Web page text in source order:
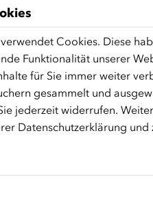
Cookies. Diese
Funktionalität unserer
für Sie immer weiter
gesammelt und
jederzeit widerrufen.
Datenschutzerklärung und